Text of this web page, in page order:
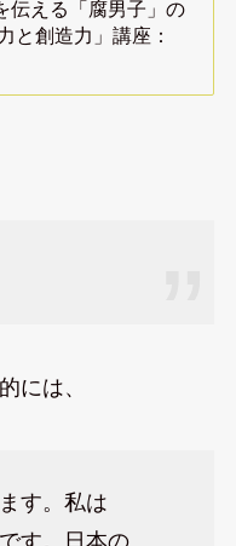
伝える「腐男子」の
と創造力」講座：
には、
す。私は
す。日本の